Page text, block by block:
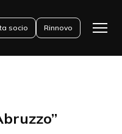
Apri
socio Rinnovo